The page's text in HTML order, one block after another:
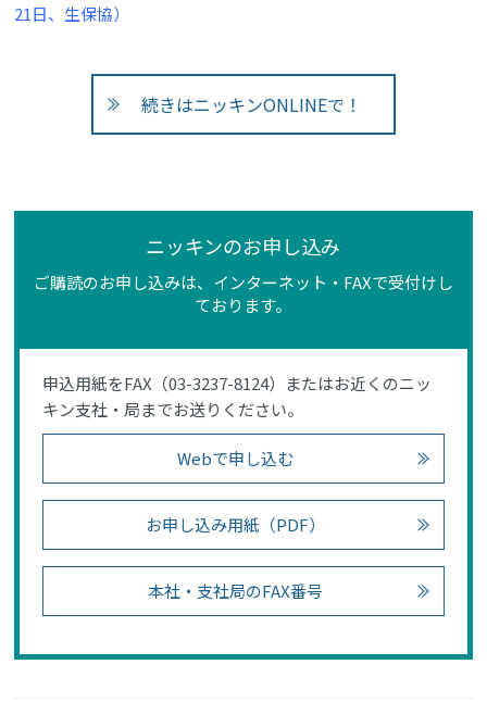
21日、生保協）
続きはニッキンONLINEで！
ニッキンのお申し込み
ご購読のお申し込みは、インターネット・FAXで受付けし
ております。
申込用紙をFAX（03-3237-8124）またはお近くのニッ
キン支社・局までお送りください。
Webで申し込む
お申し込み用紙（PDF）
本社・支社局のFAX番号